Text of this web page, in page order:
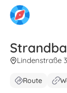
Lindenstraße
Route